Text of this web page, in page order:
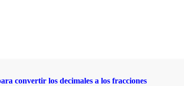
convertir los decimales a los fracciones